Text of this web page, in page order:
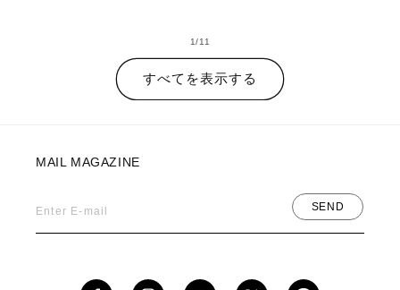
1/の
11
すべてを表示する
MAIL MAGAZINE
Enter E-mail SEND